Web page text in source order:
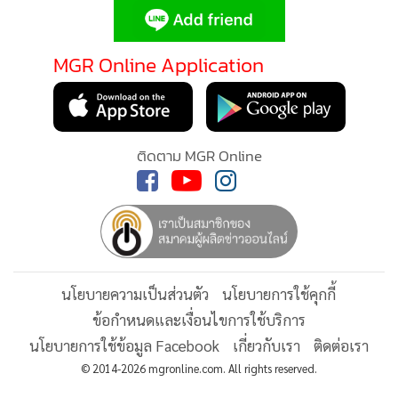
MGR Online Application
ติดตาม MGR Online
นโยบายความเป็นส่วนตัว
นโยบายการใช้คุกกี้
ข้อกำหนดและเงื่อนไขการใช้บริการ
นโยบายการใช้ข้อมูล Facebook
เกี่ยวกับเรา ติดต่อเรา
© 2014-2026 mgronline.com. All rights reserved.